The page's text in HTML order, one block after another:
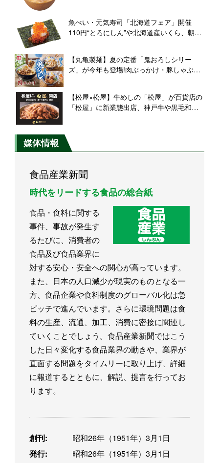
魚べい・元気寿司「北海道フェア」開催
110円“とろにしん”や北海道産いくら、朝獲
【丸亀製麺】夏の定番「鬼おろしシリー
ズ」が今年も登場!肉ぶっかけ・豚しゃぶぶ
【松屋×松屋】牛めしの「松屋」が百貨店の
「松屋」に新業態出店、神戸牛や黒毛和牛
媒体情報
食品産業新聞
時代をリードする食品の総合紙
食品・食料に関する
事件、事故が発生す
るたびに、消費者の
食品及び食品業界に
対する安心・安全への関心が高っています。
また、日本の人口減少が現実のものとなる一
方、食品企業や食料制度のグローバル化は急
ピッチで進んでいます。さらに環境問題は食
料の生産、流通、加工、消費に密接に関連し
ていくことでしょう。食品産業新聞ではこう
した日々変化する食品業界の動きや、業界が
直面する問題をタイムリーに取り上げ、詳細
に報道するとともに、解説、提言を行ってお
ります。
創刊:
昭和26年（1951年）3月1日
発行:
昭和26年（1951年）3月1日